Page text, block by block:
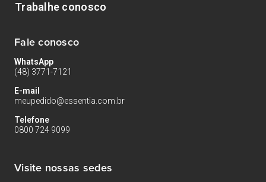
Trabalhe conosco
Fale conosco
WhatsApp
(48) 3771-7121
E-mail
meupedido@essentia.com.br
Telefone
0800 724 9099
Visite nossas sedes